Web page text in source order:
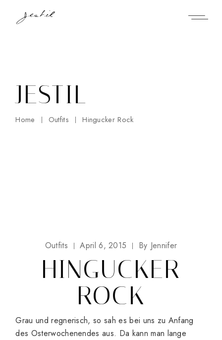
content
JESTIL
Home Outfits Hingucker Rock
Outfits April 6, 2015 By Jennifer
HINGUCKER
ROCK
Grau und regnerisch, so sah es bei uns zu Anfang
des Osterwochenendes aus. Da kann man lange